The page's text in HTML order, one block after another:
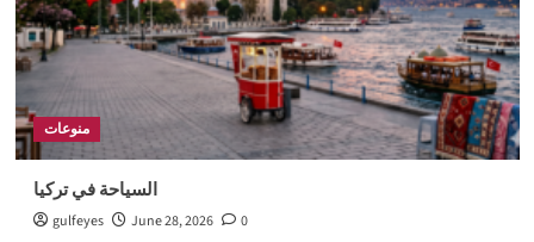
منوعات
السياحة في تركيا
gulfeyes June 28, 2026 0